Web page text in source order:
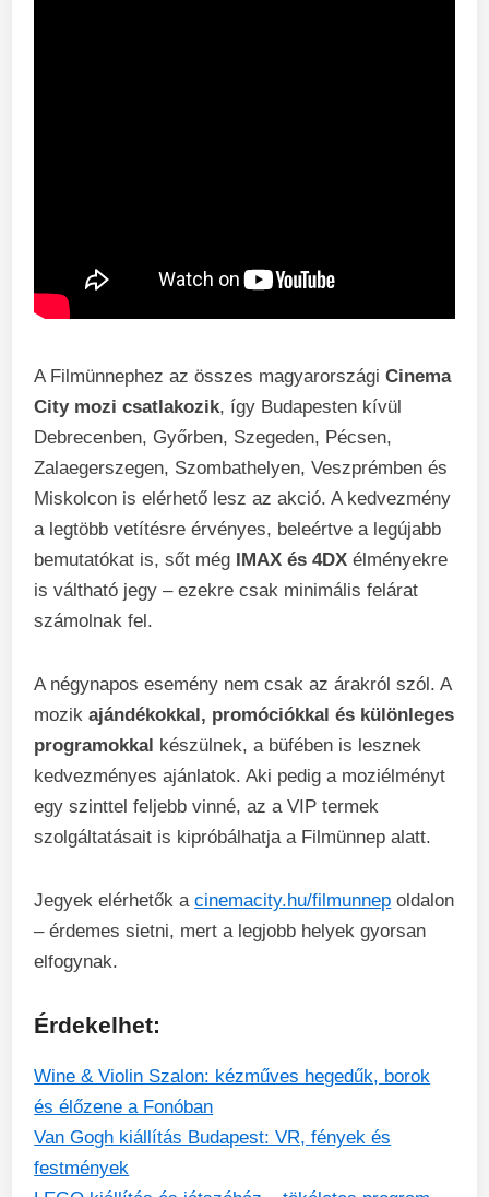
A Filmünnephez az összes magyarországiCinema
City mozi csatlakozik, így Budapesten kívül
Debrecenben, Győrben, Szegeden, Pécsen,
Zalaegerszegen, Szombathelyen, Veszprémben és
Miskolcon is elérhető lesz az akció. A kedvezmény
a legtöbb vetítésre érvényes, beleértve a legújabb
bemutatókat is, sőt még IMAX és 4DX élményekre
is váltható jegy – ezekre csak minimális felárat
számolnak fel.
A négynapos esemény nem csak az árakról szól. A
mozikajándékokkal, promóciókkal és különleges
programokkal készülnek, a büfében is lesznek
kedvezményes ajánlatok. Aki pedig a moziélményt
egy szinttel feljebb vinné, az a VIP termek
szolgáltatásait is kipróbálhatja a Filmünnep alatt.
Jegyek elérhetők acinemacity.hu/filmunnep oldalon
– érdemes sietni, mert a legjobb helyek gyorsan
elfogynak.
Érdekelhet:
Wine & Violin Szalon: kézműves hegedűk, borok
és élőzene a Fonóban
Van Gogh kiállítás Budapest: VR, fények és
festmények